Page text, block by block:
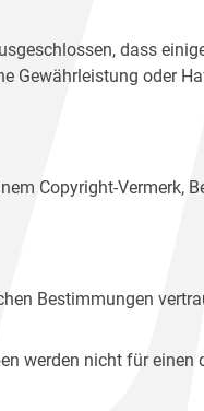
dass
Gewährleistung oder
Copyright-Vermerk,
Bestimmungen
werden nicht für einen